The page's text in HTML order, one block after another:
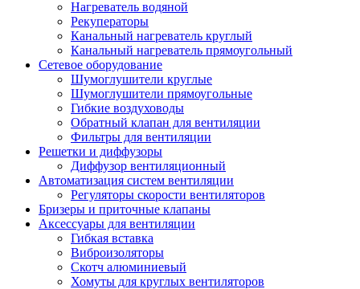
Нагреватель водяной
Рекуператоры
Канальный нагреватель круглый
Канальный нагреватель прямоугольный
Сетевое оборудование
Шумоглушители круглые
Шумоглушители прямоугольные
Гибкие воздуховоды
Обратный клапан для вентиляции
Фильтры для вентиляции
Решетки и диффузоры
Диффузор вентиляционный
Автоматизация систем вентиляции
Регуляторы скорости вентиляторов
Бризеры и приточные клапаны
Аксессуары для вентиляции
Гибкая вставка
Виброизоляторы
Скотч алюминиевый
Хомуты для круглых вентиляторов